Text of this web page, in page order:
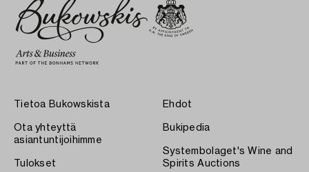
Tietoa Bukowskista
Ota yhteyttä
asiantuntijoihimme
Tulokset
Ehdot
Bukipedia
Systembolaget's Wine and
Spirits Auctions